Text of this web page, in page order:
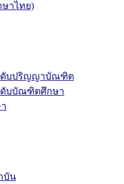
าไทย)
ดับปริญญาบัณฑิต
ดับบัณฑิตศึกษา
บัน